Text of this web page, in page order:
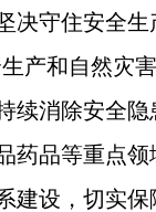
决守住安全生
生产和自然灾
续消除安全
药品等重点
建设，切实保